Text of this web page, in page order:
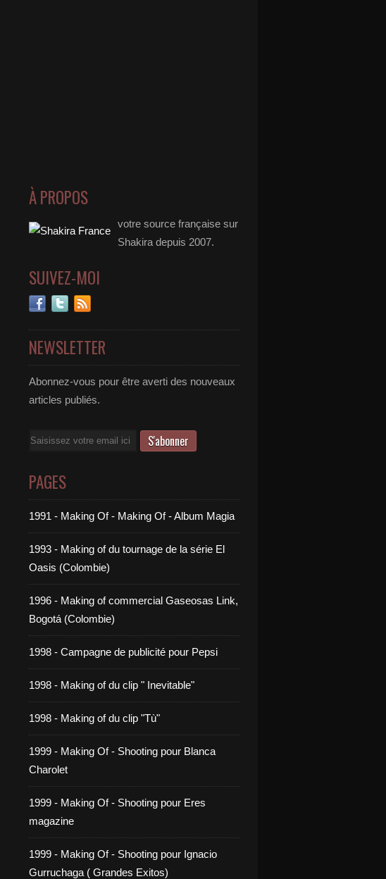
À PROPOS
votre source française sur
Shakira depuis 2007.
SUIVEZ-MOI
NEWSLETTER
Abonnez-vous pour être averti des nouveaux
articles publiés.
Email
PAGES
1991 - Making Of - Making Of - Album Magia
1993 - Making of du tournage de la série El
Oasis (Colombie)
1996 - Making of commercial Gaseosas Link,
Bogotá (Colombie)
1998 - Campagne de publicité pour Pepsi
1998 - Making of du clip " Inevitable"
1998 - Making of du clip "Tù"
1999 - Making Of - Shooting pour Blanca
Charolet
1999 - Making Of - Shooting pour Eres
magazine
1999 - Making Of - Shooting pour Ignacio
Gurruchaga ( Grandes Exitos)